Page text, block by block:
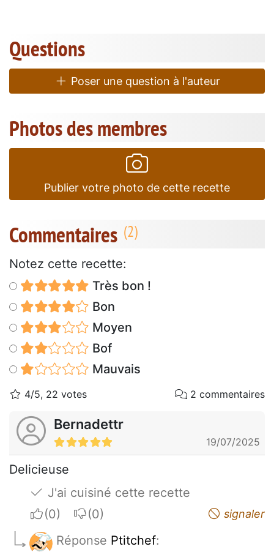
Questions
Poser une question à l'auteur
Photos des membres
Publier votre photo de cette recette
Commentaires
Notez cette recette:
Très bon !
Bon
Moyen
Bof
Mauvais
4/5, 22 votes 2 commentaires
Bernadettr
19/07/2025
Delicieuse
J'ai cuisiné cette recette
I apreciateI do not appreciate signaler
Réponse Ptitchef: